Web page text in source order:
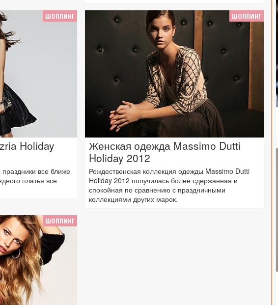
ШОППИНГ
Holiday
все ближе
платья все
ШОППИНГ
Женская одежда Massimo Dutti
Holiday 2012
Рождественская коллекция одежды Massimo Dutti
Holiday 2012 получилась более сдержанная и
спокойная по сравнению с праздничными
коллекциями других марок.
ШОППИНГ